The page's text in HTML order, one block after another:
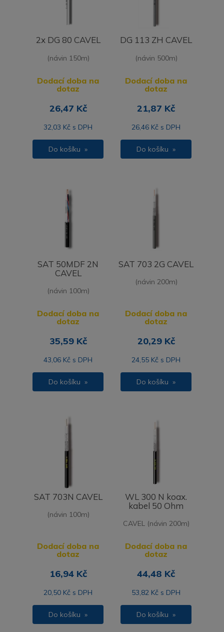
2x DG 80 CAVEL
(návin 150m)
Dodací doba na
dotaz
26,47 Kč
32,03 Kč s DPH
Do košíku »
DG 113 ZH CAVEL
(návin 500m)
Dodací doba na
dotaz
21,87 Kč
26,46 Kč s DPH
Do košíku »
SAT 50MDF 2N
CAVEL
(návin 100m)
Dodací doba na
dotaz
35,59 Kč
43,06 Kč s DPH
Do košíku »
SAT 703 2G CAVEL
(návin 200m)
Dodací doba na
dotaz
20,29 Kč
24,55 Kč s DPH
Do košíku »
SAT 703N CAVEL
(návin 100m)
Dodací doba na
dotaz
16,94 Kč
20,50 Kč s DPH
Do košíku »
WL 300 N koax.
kabel 50 Ohm
CAVEL (návin 200m)
Dodací doba na
dotaz
44,48 Kč
53,82 Kč s DPH
Do košíku »